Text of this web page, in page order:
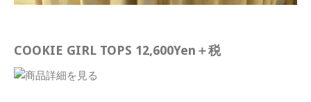
COOKIE GIRL TOPS 12,600Yen＋税